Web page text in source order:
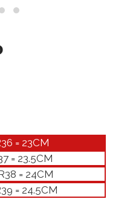
= 23CM
= 23.5CM
= 24CM
= 24.5CM